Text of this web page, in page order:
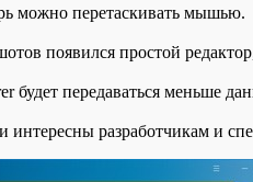
можно перетаскивать мышью.
появился простой
будет передаваться меньше
разработчикам и